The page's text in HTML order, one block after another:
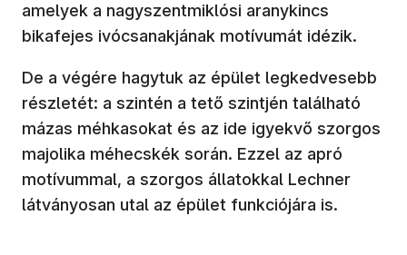
amelyek a nagyszentmiklósi aranykincs
bikafejes ivócsanakjának motívumát idézik.
De a végére hagytuk az épület legkedvesebb
részletét: a szintén a tető szintjén található
mázas méhkasokat és az ide igyekvő szorgos
majolika méhecskék során. Ezzel az apró
motívummal, a szorgos állatokkal Lechner
látványosan utal az épület funkciójára is.